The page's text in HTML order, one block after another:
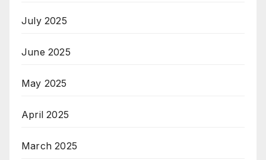
July 2025
June 2025
May 2025
April 2025
March 2025